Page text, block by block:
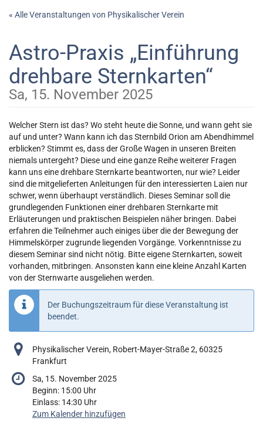
Zum
springen
« Alle Veranstaltungen von Physikalischer Verein
Astro-Praxis „Einführung
drehbare Sternkarten“
Sa, 15. November 2025
Welcher Stern ist das? Wo steht heute die Sonne, und wann geht sie
auf und unter? Wann kann ich das Sternbild Orion am Abendhimmel
erblicken? Stimmt es, dass der Große Wagen in unseren Breiten
niemals untergeht? Diese und eine ganze Reihe weiterer Fragen
kann uns eine drehbare Sternkarte beantworten, nur wie? Leider
sind die mitgelieferten Anleitungen für den interessierten Laien nur
schwer, wenn überhaupt verständlich. Dieses Seminar soll die
grundlegenden Funktionen einer drehbaren Sternkarte mit
Erläuterungen und praktischen Beispielen näher bringen. Dabei
erfahren die Teilnehmer auch einiges über die der Bewegung der
Himmelskörper zugrunde liegenden Vorgänge. Vorkenntnisse zu
diesem Seminar sind nicht nötig. Bitte eigene Sternkarten, soweit
vorhanden, mitbringen. Ansonsten kann eine kleine Anzahl Karten
von der Sternwarte ausgeliehen werden.
Der Buchungszeitraum für diese Veranstaltung ist
beendet.
Physikalischer Verein, Robert-Mayer-Straße 2, 60325
Frankfurt
Sa, 15. November 2025
Beginn: 15:00 Uhr
Einlass: 14:30 Uhr
Zum Kalender hinzufügen